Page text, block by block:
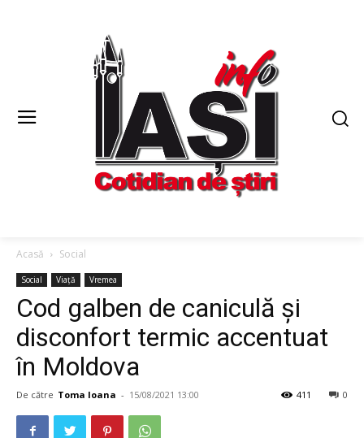
Acasă Social
Social Viață Vremea
Cod galben de caniculă și
disconfort termic accentuat
în Moldova
De către Toma Ioana - 15/08/2021 13:00 0
411